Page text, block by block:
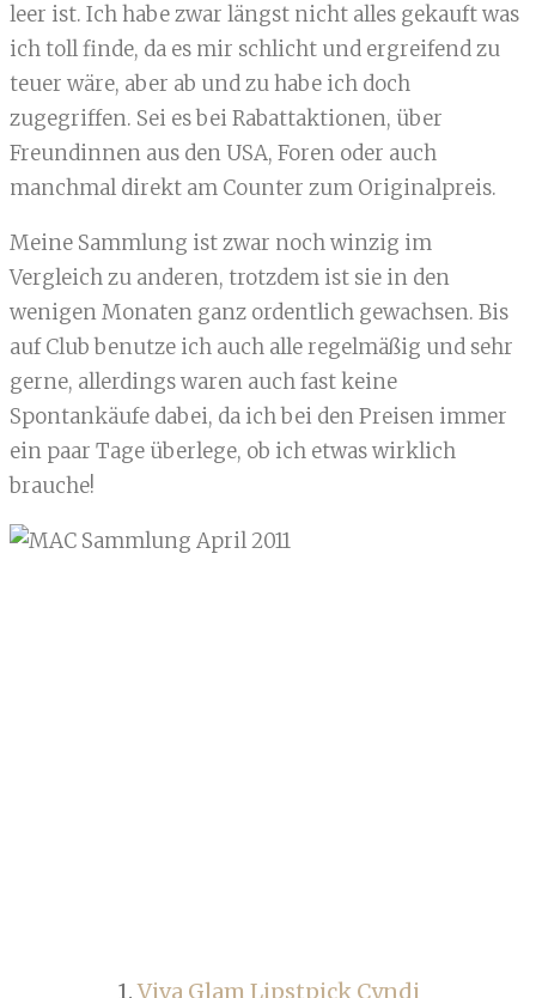
leer ist. Ich habe zwar längst nicht alles gekauft was
ich toll finde, da es mir schlicht und ergreifend zu
teuer wäre, aber ab und zu habe ich doch
zugegriffen. Sei es bei Rabattaktionen, über
Freundinnen aus den USA, Foren oder auch
manchmal direkt am Counter zum Originalpreis.
Meine Sammlung ist zwar noch winzig im
Vergleich zu anderen, trotzdem ist sie in den
wenigen Monaten ganz ordentlich gewachsen. Bis
auf Club benutze ich auch alle regelmäßig und sehr
gerne, allerdings waren auch fast keine
Spontankäufe dabei, da ich bei den Preisen immer
ein paar Tage überlege, ob ich etwas wirklich
brauche!
1.Viva Glam Lipstpick Cyndi